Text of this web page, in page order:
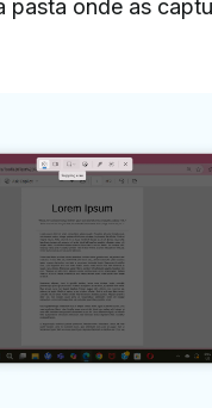
pasta onde as